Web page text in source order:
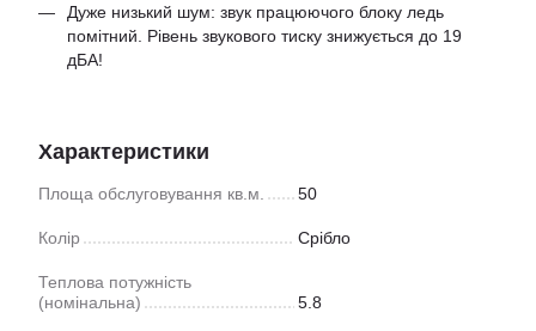
Дуже низький шум: звук працюючого блоку ледь
помітний. Рівень звукового тиску знижується до 19
дБА!
Характеристики
Площа обслуговування кв.м. 50
Колір Срібло
Теплова потужність
(номінальна)
5.8